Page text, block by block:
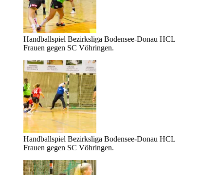
Handballspiel Bezirksliga Bodensee-Donau HCL
Frauen gegen SC Vöhringen.
Handballspiel Bezirksliga Bodensee-Donau HCL
Frauen gegen SC Vöhringen.